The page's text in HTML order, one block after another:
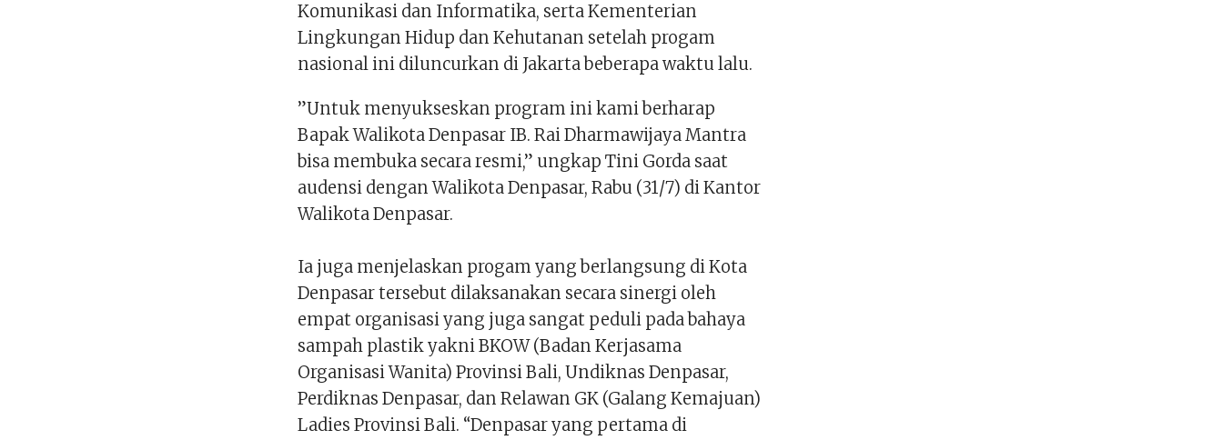
Komunikasi dan Informatika, serta Kementerian
Lingkungan Hidup dan Kehutanan setelah progam
nasional ini diluncurkan di Jakarta beberapa waktu lalu.
”Untuk menyukseskan program ini kami berharap
Bapak Walikota Denpasar IB. Rai Dharmawijaya Mantra
bisa membuka secara resmi,” ungkap Tini Gorda saat
audensi dengan Walikota Denpasar, Rabu (31/7) di Kantor
Walikota Denpasar.
Ia juga menjelaskan progam yang berlangsung di Kota
Denpasar tersebut dilaksanakan secara sinergi oleh
empat organisasi yang juga sangat peduli pada bahaya
sampah plastik yakni BKOW (Badan Kerjasama
Organisasi Wanita) Provinsi Bali, Undiknas Denpasar,
Perdiknas Denpasar, dan Relawan GK (Galang Kemajuan)
Ladies Provinsi Bali. “Denpasar yang pertama di